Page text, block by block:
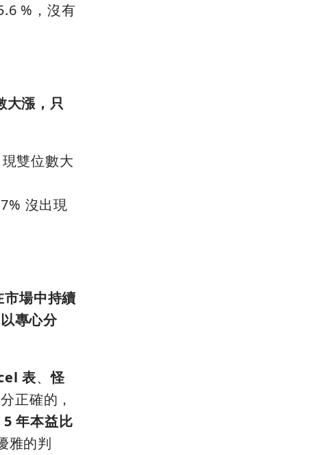
%，沒有
大漲，只
雙位數大
沒出現
市場中持續
專心分
表、怪
正確的，
5 年本益比
雅的判